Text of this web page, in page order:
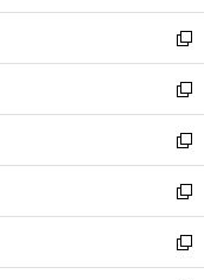
開
く
ウ
で
開
く
ン
ド
ウ
で
開
く
ウ
ィ
ン
ド
ウ
で
開
く
新
し
い
ウ
ィ
ン
ド
ウ
で
開
新
し
い
ウ
ィ
ン
ド
ウ
新
し
い
ウ
ィ
ン
新
し
い
ウ
新
し